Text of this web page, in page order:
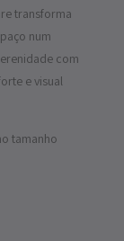
transforma
num
com
e visual
tamanho